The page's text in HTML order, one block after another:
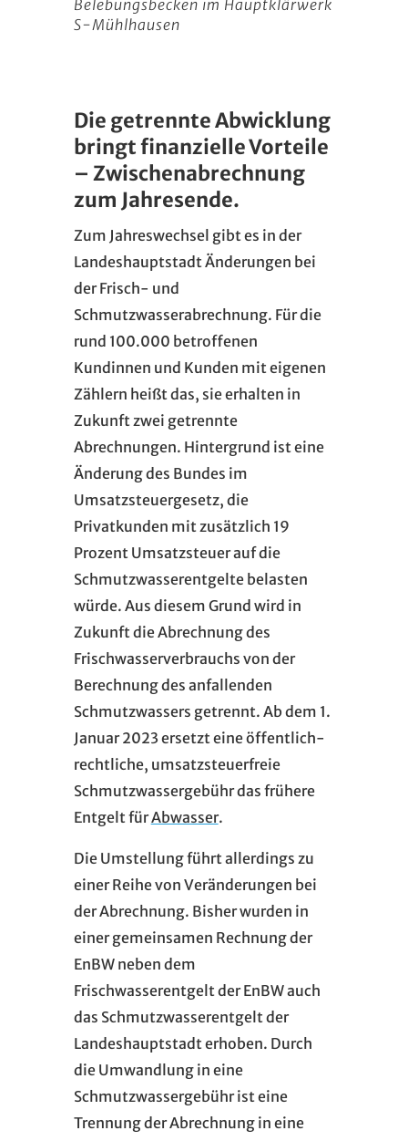
Belebungsbecken im Hauptklärwerk
S-Mühlhausen
Die getrennte Abwicklung
bringt finanzielle Vorteile
– Zwischenabrechnung
zum Jahresende.
Zum Jahreswechsel gibt es in der
Landeshauptstadt Änderungen bei
der Frisch- und
Schmutzwasserabrechnung. Für die
rund 100.000 betroffenen
Kundinnen und Kunden mit eigenen
Zählern heißt das, sie erhalten in
Zukunft zwei getrennte
Abrechnungen. Hintergrund ist eine
Änderung des Bundes im
Umsatzsteuergesetz, die
Privatkunden mit zusätzlich 19
Prozent Umsatzsteuer auf die
Schmutzwasserentgelte belasten
würde. Aus diesem Grund wird in
Zukunft die Abrechnung des
Frischwasserverbrauchs von der
Berechnung des anfallenden
Schmutzwassers getrennt. Ab dem 1.
Januar 2023 ersetzt eine öffentlich-
rechtliche, umsatzsteuerfreie
Schmutzwassergebühr das frühere
Entgelt fürAbwasser.
Die Umstellung führt allerdings zu
einer Reihe von Veränderungen bei
der Abrechnung. Bisher wurden in
einer gemeinsamen Rechnung der
EnBW neben dem
Frischwasserentgelt der EnBW auch
das Schmutzwasserentgelt der
Landeshauptstadt erhoben. Durch
die Umwandlung in eine
Schmutzwassergebühr ist eine
Trennung der Abrechnung in eine